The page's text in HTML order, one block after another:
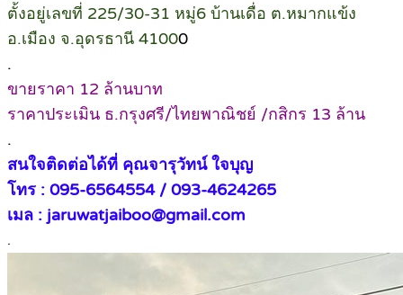
ตั้งอยู่เลขที่ 225/30-31 หมู่6 บ้านเดื่อ ต.หมากแข้ง
อ.เมือง จ.อุดรธานี 41000
.
ขายราคา 12 ล้านบาท
ราคาประเมิน ธ.กรุงศรี/ไทยพาณิชย์ /กสิกร 13 ล้าน
.
สนใจติดต่อได้ที่ คุณจารุวัทน์ ใจบุญ
โทร : 095-6564554 / 093-4624265
เมล : jaruwatjaiboo@gmail.com
.